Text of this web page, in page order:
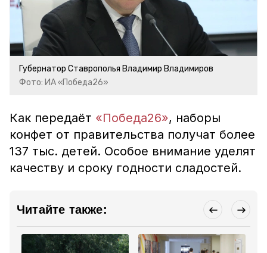
Губернатор Ставрополья Владимир Владимиров
Фото: ИА «Победа26»
Как передаёт «Победа26», наборы
конфет от правительства получат более
137 тыс. детей. Особое внимание уделят
качеству и сроку годности сладостей.
Читайте также: